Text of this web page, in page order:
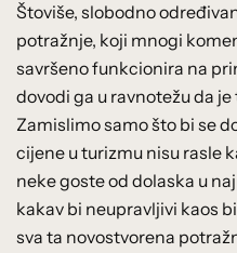
Štoviše, slobodno
potražnje, koji mnogi
savršeno funkcionira na
dovodi ga u ravnotežu da
Zamislimo samo što bi se
cijene u turizmu nisu rasle
neke goste od dolaska u
kakav bi neupravljivi kaos
sva ta novostvorena